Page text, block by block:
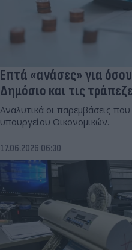
Επτά «ανάσες» για
Δημόσιο και τις
Αναλυτικά οι παρεμβάσεις
υπουργείου Οικονομικών.
17.06.2026 06:30